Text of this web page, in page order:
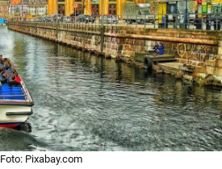
Foto: Pixabay.com